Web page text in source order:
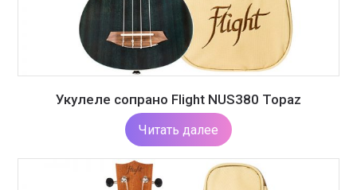
Укулеле сопрано Flight NUS380 Topaz
Читать далее